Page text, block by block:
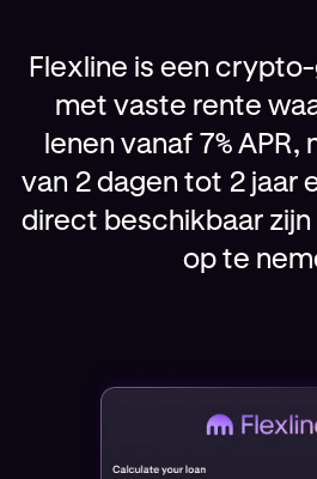
Flexline is een
met vaste rente
lenen vanaf 7%
van 2 dagen tot 2 jaar
direct beschikbaar
op te